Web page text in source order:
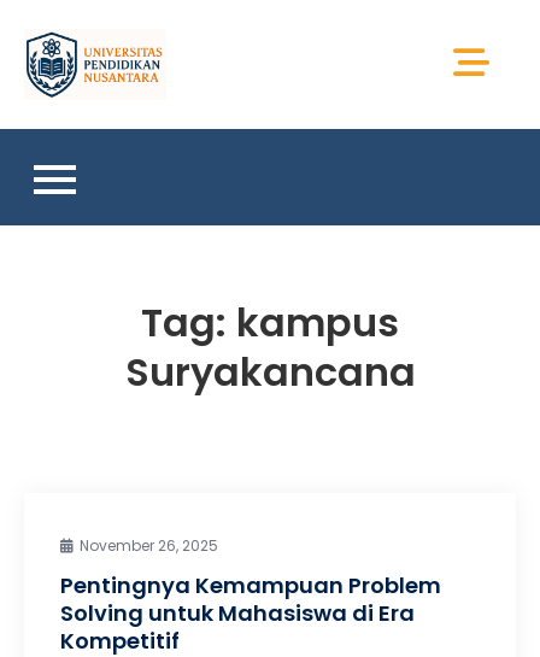
content
Tag: kampus
Suryakancana
November 26, 2025
Pentingnya Kemampuan Problem
Solving untuk Mahasiswa di Era
Kompetitif